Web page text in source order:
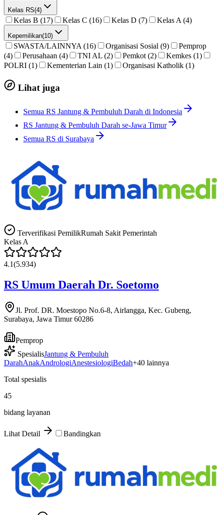
Kelas RS(4)
Kelas B (17) Kelas C (16) Kelas D (7) Kelas A (4)
Kepemilikan(10)
SWASTA/LAINNYA (16) Organisasi Sosial (9)
Pemprop
(4)
Perusahaan (4) TNI AL (2) Pemkot (2)
Kemkes (1)
POLRI (1)
Kementerian Lain (1) Organisasi Katholik (1)
Lihat juga
Semua RS Jantung & Pembuluh Darah di Indonesia
RS Jantung & Pembuluh Darah se-Jawa Timur
Semua RS di Surabaya
Terverifikasi PemilikRumah Sakit Pemerintah
Kelas A
4.1(5.934)
RS Umum Daerah Dr. Soetomo
Jl. Prof. DR. Moestopo No.6-8, Airlangga, Kec. Gubeng,
Surabaya, Jawa Timur 60286
Pemprop
SpesialisJantung & Pembuluh
DarahAnakAndrologiAnestesiologiBedah+40 lainnya
Total spesialis
45
bidang layanan
Lihat Detail Bandingkan